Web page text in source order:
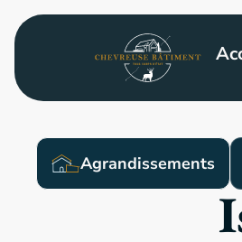
Agrandissements